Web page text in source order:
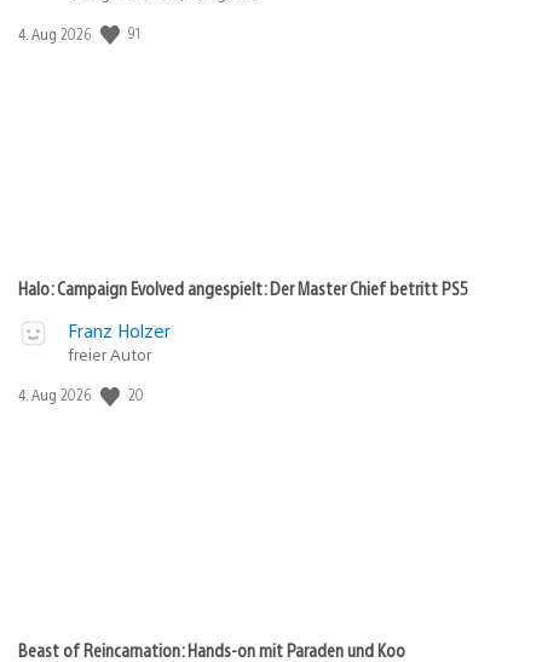
Veröffentlichungsdatum:
4. Aug 2026 91
Halo: Campaign Evolved angespielt: Der Master Chief betritt PS5
Franz Holzer
freier Autor
Veröffentlichungsdatum:
4. Aug 2026 20
Beast of Reincarnation: Hands-on mit Paraden und Koo